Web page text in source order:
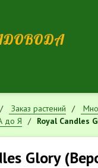
Заказ растений
до Я
Royal Candles
Glory